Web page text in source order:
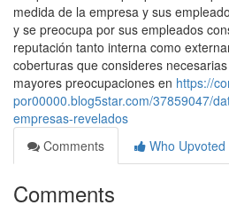
medida de la empresa y sus
y se preocupa por sus empleados
reputación tanto interna como
coberturas que consideres
mayores preocupaciones en https://
por00000.blog5star.com/37859047/
empresas-revelados
Comments
Who Upvoted
Comments